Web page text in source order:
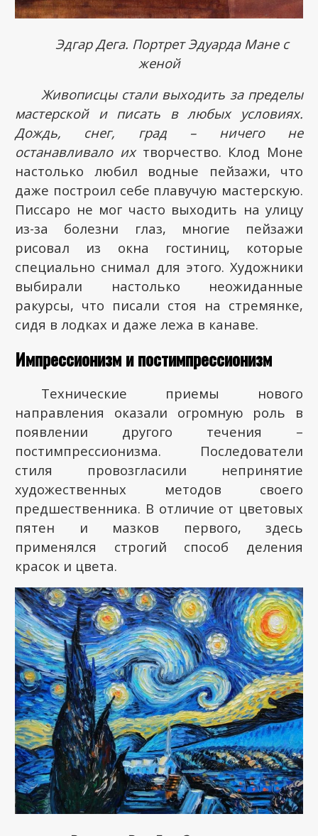
Эдгар Дега. Портрет Эдуарда Мане с
женой
Живописцы стали выходить за пределы
мастерской и писать в любых условиях.
Дождь, снег, град – ничего не
останавливало их творчество. Клод Моне
настолько любил водные пейзажи, что
даже построил себе плавучую мастерскую.
Писсаро не мог часто выходить на улицу
из-за болезни глаз, многие пейзажи
рисовал из окна гостиниц, которые
специально снимал для этого. Художники
выбирали настолько неожиданные
ракурсы, что писали стоя на стремянке,
сидя в лодках и даже лежа в канаве.
Импрессионизм и постимпрессионизм
Технические приемы нового
направления оказали огромную роль в
появлении другого течения –
постимпрессионизма. Последователи
стиля провозгласили непринятие
художественных методов своего
предшественника. В отличие от цветовых
пятен и мазков первого, здесь
применялся строгий способ деления
красок и цвета.